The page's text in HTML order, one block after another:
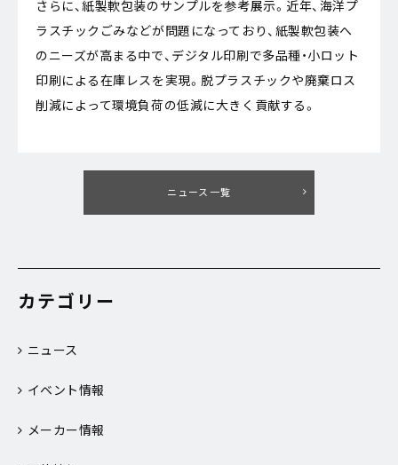
さらに、紙製軟包装のサンプルを参考展示。近年、海洋プ
ラスチックごみなどが問題になっており、紙製軟包装へ
のニーズが高まる中で、デジタル印刷で多品種・小ロット
印刷による在庫レスを実現。脱プラスチックや廃棄ロス
削減によって環境負荷の低減に大きく貢献する。
ニュース一覧
カテゴリー
ニュース
イベント情報
メーカー情報